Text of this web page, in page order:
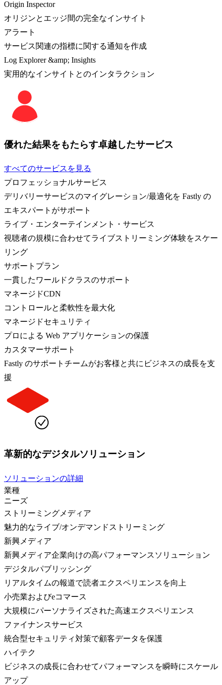
Origin Inspector
オリジンとエッジ間の完全なインサイト
アラート
サービス関連の指標に関する通知を作成
Log Explorer &amp; Insights
実用的なインサイトとのインタラクション
優れた結果をもたらす卓越したサービス
すべてのサービスを見る
プロフェッショナルサービス
デリバリーサービスのマイグレーション/最適化を Fastly の
エキスパートがサポート
ライブ・エンターテインメント・サービス
視聴者の規模に合わせてライブストリーミング体験をスケー
リング
サポートプラン
一貫したワールドクラスのサポート
マネージドCDN
コントロールと柔軟性を最大化
マネージドセキュリティ
プロによる Web アプリケーションの保護
カスタマーサポート
Fastly のサポートチームがお客様と共にビジネスの成長を支
援
革新的なデジタルソリューション
ソリューションの詳細
業種
ニーズ
ストリーミングメディア
魅力的なライブ/オンデマンドストリーミング
新興メディア
新興メディア企業向けの高パフォーマンスソリューション
デジタルパブリッシング
リアルタイムの報道で読者エクスペリエンスを向上
小売業およびeコマース
大規模にパーソナライズされた高速エクスペリエンス
ファイナンスサービス
統合型セキュリティ対策で顧客データを保護
ハイテク
ビジネスの成長に合わせてパフォーマンスを瞬時にスケール
アップ